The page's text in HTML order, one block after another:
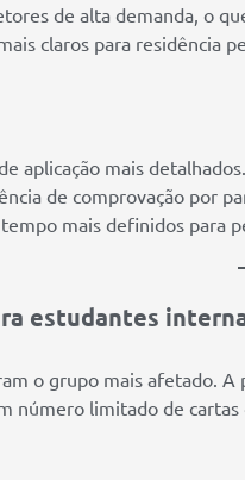
de alta demanda, o
claros para residência
aplicação mais detalhados.
de comprovação por
mais definidos para
estudantes
o grupo mais afetado.
número limitado de cartas